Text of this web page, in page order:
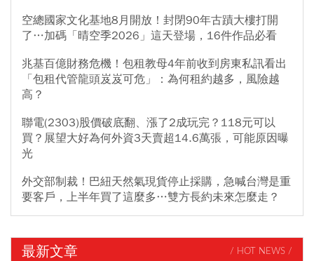
空總國家文化基地8月開放！封閉90年古蹟大樓打開
了…加碼「晴空季2026」這天登場，16件作品必看
兆基百億財務危機！包租教母4年前收到房東私訊看出
「包租代管龍頭岌岌可危」：為何租約越多，風險越
高？
聯電(2303)股價破底翻、漲了2成玩完？118元可以
買？展望大好為何外資3天賣超14.6萬張，可能原因曝
光
外交部制裁！巴紐天然氣現貨停止採購，急喊台灣是重
要客戶，上半年買了這麼多…雙方長約未來怎麼走？
最新文章 / HOT NEWS /